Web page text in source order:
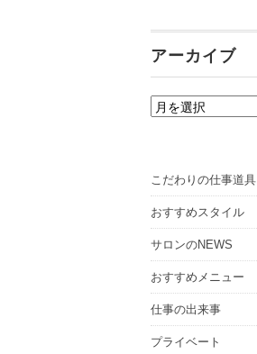
アーカイブ
ア
イ
ブ
こだわりの仕事道具
おすすめスタイル
サロンのNEWS
おすすめメニュー
仕事の出来事
プライベート